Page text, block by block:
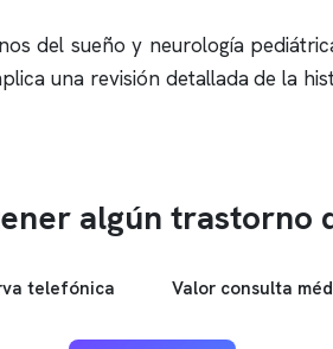
del sueño y neurología
una revisión detallada de la
algún trastorno
telefónica Valor consulta